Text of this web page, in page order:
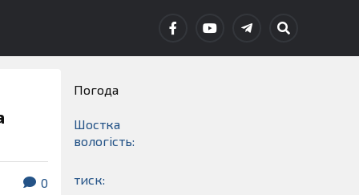
0
Погода
Шостка
вологість:
тиск: